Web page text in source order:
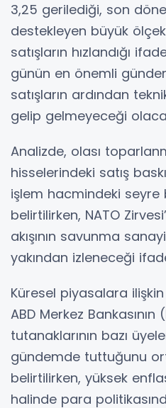
3,25 gerilediği, son
destekleyen büyük
satışların hızlandığı
günün en önemli
satışların ardından
gelip gelmeyeceği
Analizde, olası
hisselerindeki satış
işlem hacmindeki seyre
belirtilirken, NATO
akışının savunma
yakından izleneceği
Küresel piyasalara
ABD Merkez
tutanaklarının bazı
gündemde tuttuğunu
belirtilirken, yüksek
halinde para